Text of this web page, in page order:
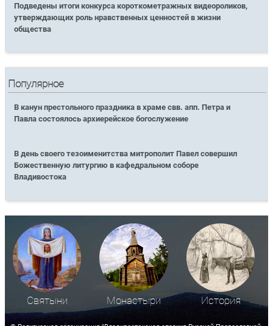
Подведены итоги конкурса короткометражных видеороликов,
утверждающих роль нравственных ценностей в жизни
общества
Популярное
В канун престольного праздника в храме свв. апп. Петра и
Павла состоялось архиерейское богослужение
В день своего тезоименитства митрополит Павел совершил
Божественную литургию в кафедральном соборе
Владивостока
Святыни Монастыри История